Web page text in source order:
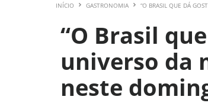
INÍCIO GASTRONOMIA “O BRASIL QUE DÁ
“O Brasil
universo da
neste